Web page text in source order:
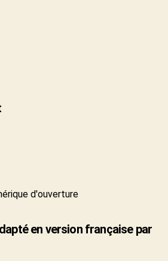
d'ouverture
en version française par